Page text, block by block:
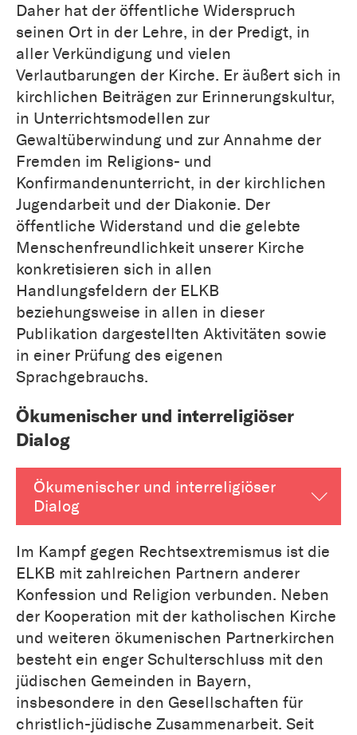
Daher hat der öffentliche Widerspruch
seinen Ort in der Lehre, in der Predigt, in
aller Verkündigung und vielen
Verlautbarungen der Kirche. Er äußert sich in
kirchlichen Beiträgen zur Erinnerungskultur,
in Unterrichtsmodellen zur
Gewaltüberwindung und zur Annahme der
Fremden im Religions- und
Konfirmandenunterricht, in der kirchlichen
Jugendarbeit und der Diakonie. Der
öffentliche Widerstand und die gelebte
Menschenfreundlichkeit unserer Kirche
konkretisieren sich in allen
Handlungsfeldern der ELKB
beziehungsweise in allen in dieser
Publikation dargestellten Aktivitäten sowie
in einer Prüfung des eigenen
Sprachgebrauchs.
Ökumenischer und interreligiöser
Dialog
Ökumenischer und interreligiöser
Dialog
Im Kampf gegen Rechtsextremismus ist die
ELKB mit zahlreichen Partnern anderer
Konfession und Religion verbunden. Neben
der Kooperation mit der katholischen Kirche
und weiteren ökumenischen Partnerkirchen
besteht ein enger Schulterschluss mit den
jüdischen Gemeinden in Bayern,
insbesondere in den Gesellschaften für
christlich-jüdische Zusammenarbeit. Seit